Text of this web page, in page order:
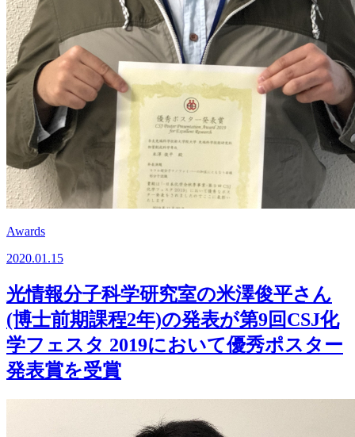
Awards
2020.01.15
光情報分子科学研究室の米澤俊平さん
(博士前期課程2年)の発表が第9回CSJ化
学フェスタ 2019において優秀ポスター
発表賞を受賞